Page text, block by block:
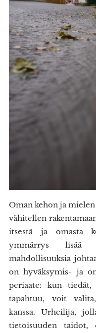
Oman kehon ja
vähitellen
itsestä ja omasta
ymmärrys lisää
mahdollisuuksia
on hyväksymis- ja
periaate: kun tiedät,
tapahtuu, voit
kanssa. Urheilija,
tietoisuuden taidot,